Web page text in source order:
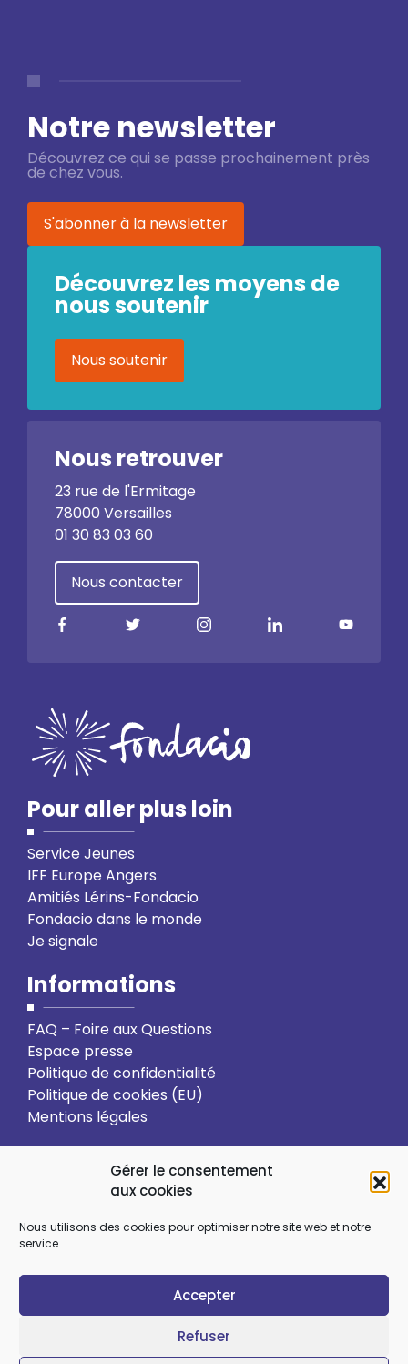
Gérer le consentement
aux cookies
Nous utilisons des cookies pour optimiser notre site web et notre
service.
Accepter
Refuser
Notre newsletter
Découvrez ce qui se passe prochainement près
de chez vous.
S'abonner à la newsletter
Découvrez les moyens de
nous soutenir
Nous soutenir
Nous retrouver
23 rue de l'Ermitage
78000 Versailles
01 30 83 03 60
Nous contacter
Pour aller plus loin
Service Jeunes
IFF Europe Angers
Amitiés Lérins-Fondacio
Fondacio dans le monde
Je signale
Informations
FAQ – Foire aux Questions
Espace presse
Politique de confidentialité
Politique de cookies (EU)
Mentions légales
Action solidaire Formation
Ecologie intégrale